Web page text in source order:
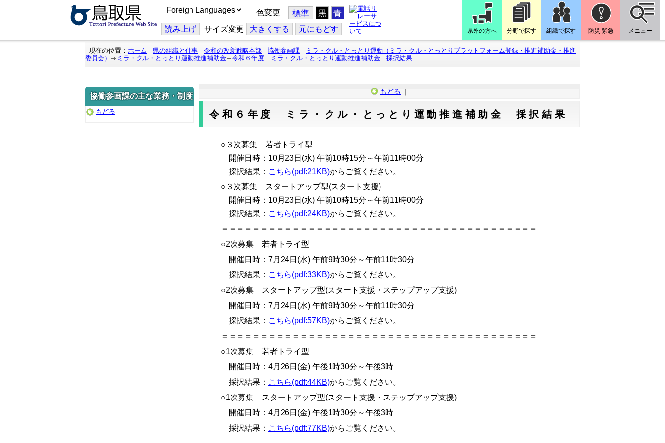
こ
の
ジ
を
翻
訳
色変更 標準 黒 青
読み上げ サイズ変更 大きくする 元にもどす 県外の方へ 分野で探す 組織で探す 防災 緊急 メニュー
現在の位置： ホーム 県の組織と仕事 令和の改新戦略本部 協働参画課
ミラ・クル・とっとり運動（ミラ・クル・とっとりプラットフォーム登録・推進補助金・推進
委員会）
ミラ・クル・とっとり運動推進補助金 令和６年度 ミラ・クル・とっとり運動推進補助金 採択結果
協働参画課の主な業務・制度
もどる ｜
もどる ｜
令和６年度 ミラ・クル・とっとり運動推進補助金 採択結果
○３次募集 若者トライ型
開催日時：10月23日(水) 午前10時15分～午前11時00分
採択結果： こちら(pdf:21KB)からご覧ください。
○３次募集 スタートアップ型(スタート支援)
開催日時：10月23日(水) 午前10時15分～午前11時00分
採択結果： こちら(pdf:24KB)からご覧ください。
＝＝＝＝＝＝＝＝＝＝＝＝＝＝＝＝＝＝＝＝＝＝＝＝＝＝＝＝＝＝＝＝＝＝＝＝＝＝＝＝
○2次募集 若者トライ型
開催日時：7月24日(水) 午前9時30分～午前11時30分
採択結果： こちら(pdf:33KB)からご覧ください。
○2次募集 スタートアップ型(スタート支援・ステップアップ支援)
開催日時：7月24日(水) 午前9時30分～午前11時30分
採択結果： こちら(pdf:57KB)からご覧ください。
＝＝＝＝＝＝＝＝＝＝＝＝＝＝＝＝＝＝＝＝＝＝＝＝＝＝＝＝＝＝＝＝＝＝＝＝＝＝＝＝
○1次募集 若者トライ型
開催日時：4月26日(金) 午後1時30分～午後3時
採択結果： こちら(pdf:44KB)からご覧ください。
○1次募集 スタートアップ型(スタート支援・ステップアップ支援)
開催日時：4月26日(金) 午後1時30分～午後3時
採択結果： こちら(pdf:77KB)からご覧ください。